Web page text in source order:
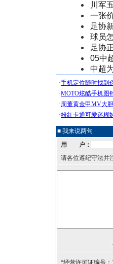
川军
一张
足协
球员
足协
05中
中超
■ 我来说两句
用 户：
请各位遵纪守法并
*经营许可证编号